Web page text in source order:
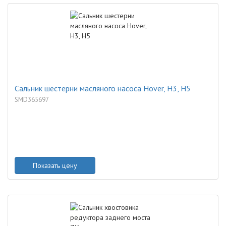
Сальник шестерни масляного насоса Hover, H3, H5
SMD365697
Показать цену